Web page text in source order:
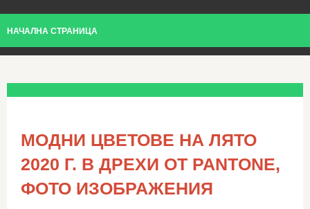
НАЧАЛНА СТРАНИЦА
МОДНИ ЦВЕТОВЕ НА ЛЯТО
2020 Г. В ДРЕХИ ОТ PANTONE,
ФОТО ИЗОБРАЖЕНИЯ